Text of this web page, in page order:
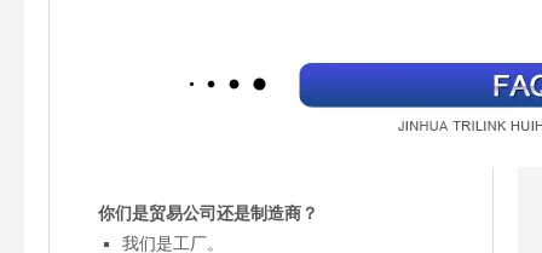
你们是贸易公司还是制造商？
我们是工厂。